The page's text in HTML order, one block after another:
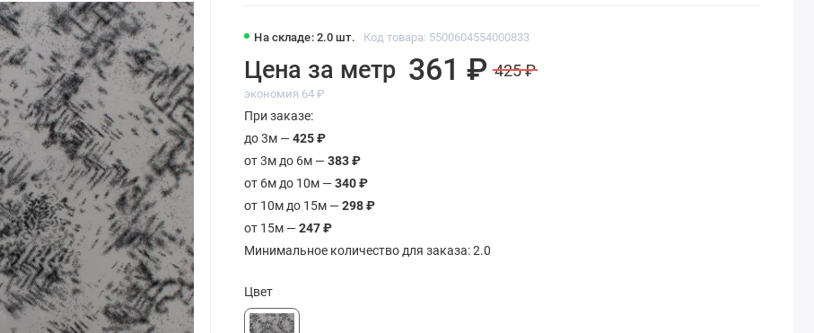
На складе: 2.0 шт. Код товара: 5500604554000833
Цена за метр 361 ₽ 425 ₽
экономия 64 ₽
При заказе:
до 3м —425 ₽
от 3м до 6м —383 ₽
от 6м до 10м —340 ₽
от 10м до 15м —298 ₽
от 15м —247 ₽
Минимальное количество для заказа: 2.0
Цвет